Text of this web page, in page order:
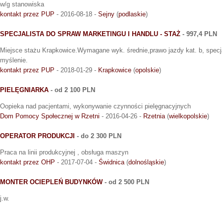
w/g stanowiska
kontakt przez PUP - 2016-08-18 - Sejny (podlaskie)
SPECJALISTA DO SPRAW MARKETINGU I HANDLU - STAŻ - 997,4 PLN
Miejsce stażu Krapkowice.Wymagane wyk. średnie,prawo jazdy kat. b,
myślenie.
kontakt przez PUP - 2018-01-29 - Krapkowice (opolskie)
PIELĘGNIARKA - od 2 100 PLN
Oopieka nad pacjentami, wykonywanie czynności pielęgnacyjnych
Dom Pomocy Społecznej w Rzetni - 2016-04-26 - Rzetnia(wielkopolskie)
OPERATOR PRODUKCJI - do 2 300 PLN
Praca na linii produkcyjnej , obsługa maszyn
kontakt przez OHP - 2017-07-04 - Świdnica(dolnośląskie)
MONTER OCIEPLEŃ BUDYNKÓW- od 2 500 PLN
j.w.